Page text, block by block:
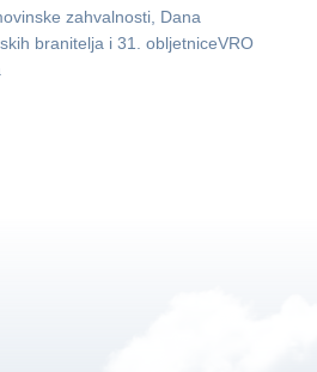
zahvalnosti, Dana
branitelja i 31. obljetniceVRO